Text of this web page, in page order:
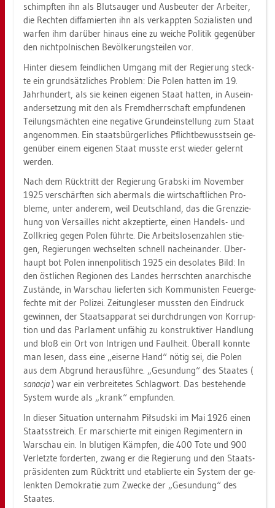
schimpf­ten ihn als Blut­sau­ger und Aus­beu­ter der Ar­bei­ter,
die Rech­ten dif­fa­mier­ten ihn als ver­kapp­ten So­zia­lis­ten und
war­fen ihm dar­über hin­aus eine zu wei­che Po­li­tik ge­gen­über
den nicht­pol­ni­schen Be­völ­ke­rungs­tei­len vor.
Hin­ter die­sem feind­li­chen Um­gang mit der Re­gie­rung steck­
te ein grund­sätz­li­ches Pro­blem: Die Polen hat­ten im 19.
Jahr­hun­dert, als sie kei­nen ei­ge­nen Staat hat­ten, in Aus­ein­
an­der­set­zung mit den als Fremd­herr­schaft emp­fun­de­nen
Tei­lungs­mäch­ten eine ne­ga­ti­ve Grund­ein­stel­lung zum Staat
an­ge­nom­men. Ein staats­bür­ger­li­ches Pflicht­be­wusst­sein ge­
gen­über einem ei­ge­nen Staat muss­te erst wie­der ge­lernt
wer­den.
Nach dem Rück­tritt der Re­gie­rung Grab­ski im No­vem­ber
1925 ver­schärf­ten sich aber­mals die wirt­schaft­li­chen Pro­
ble­me, unter an­de­rem, weil Deutsch­land, das die Grenz­zie­
hung von Ver­sailles nicht ak­zep­tier­te, einen Han­dels- und
Zoll­krieg gegen Polen führ­te. Die Ar­beits­lo­sen­zah­len stie­
gen, Re­gie­run­gen wech­sel­ten schnell nach­ein­an­der. Über­
haupt bot Polen in­nen­po­li­tisch 1925 ein de­so­la­tes Bild: In
den öst­li­chen Re­gio­nen des Lan­des herrsch­ten an­ar­chi­sche
Zu­stän­de, in War­schau lie­fer­ten sich Kom­mu­nis­ten Feu­er­ge­
fech­te mit der Po­li­zei. Zei­tung­le­ser muss­ten den Ein­druck
ge­win­nen, der Staats­ap­pa­rat sei durch­drun­gen von Kor­rup­
ti­on und das Par­la­ment un­fä­hig zu kon­struk­ti­ver Hand­lung
und bloß ein Ort von In­tri­gen und Faul­heit. Über­all konn­te
man lesen, dass eine „ei­ser­ne Hand“ nötig sei, die Polen
aus dem Ab­grund her­aus­füh­re. „Ge­sun­dung“ des Staa­tes (
sa­na­c­ja) war ein ver­brei­te­tes Schlag­wort. Das be­ste­hen­de
Sys­tem wurde als „krank“ emp­fun­den.
In die­ser Si­tua­ti­on un­ter­nahm Piłsud­ski im Mai 1926 einen
Staats­streich. Er mar­schier­te mit ei­ni­gen Re­gi­men­tern in
War­schau ein. In blu­ti­gen Kämp­fen, die 400 Tote und 900
Ver­letz­te for­der­ten, zwang er die Re­gie­rung und den Staats­
prä­si­den­ten zum Rück­tritt und eta­blier­te ein Sys­tem der ge­
lenk­ten De­mo­kra­tie zum Zwe­cke der „Ge­sun­dung“ des
Staa­tes.